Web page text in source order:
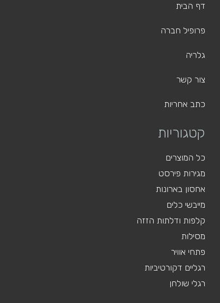
דף הבית
פרופיל חברה
גלריה
צור קשר
כתב אחריות
קטגוריות
כל המוצרים
מגירות פירסט
אחסון בארונות
מייבשי כלים
קלפות ודלתות הזזה
מסילות
פתחי אוויר
רגליים דקורטיביות
רגלי שולחן